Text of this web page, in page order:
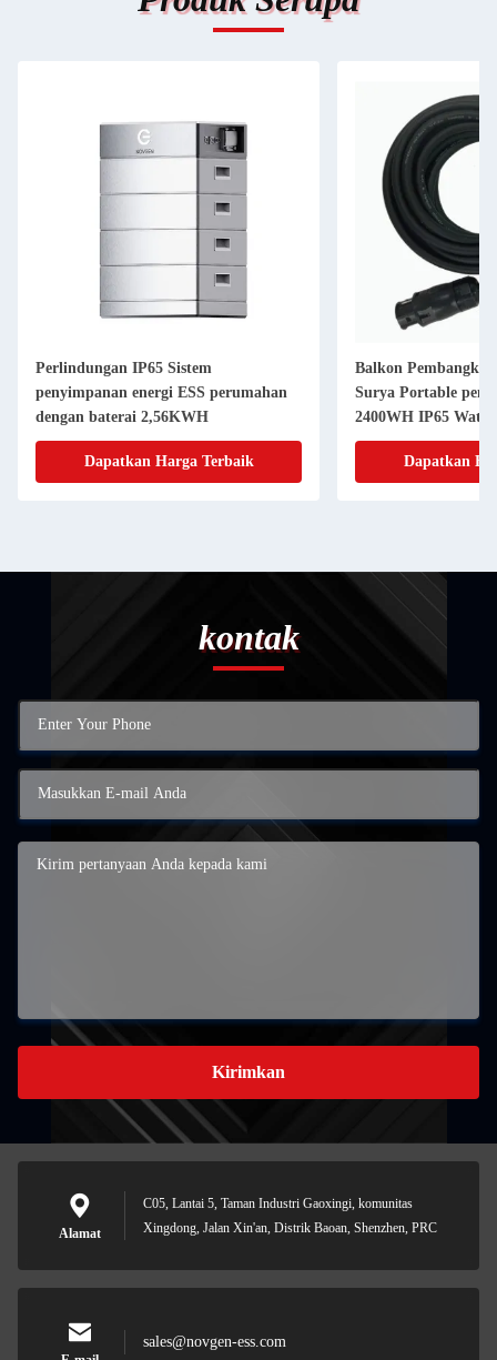
Perlindungan IP65 Sistem
penyimpanan energi ESS perumahan
dengan baterai 2,56KWH
Dapatkan Harga Terbaik
Balkon Pembangkit
Surya Portable
2400WH IP65
Dapatkan
kontak
Kirimkan
Alamat
C05, Lantai 5, Taman Industri Gaoxingi, komunitas
Xingdong, Jalan Xin'an, Distrik Baoan, Shenzhen, PRC
sales@novgen-ess.com